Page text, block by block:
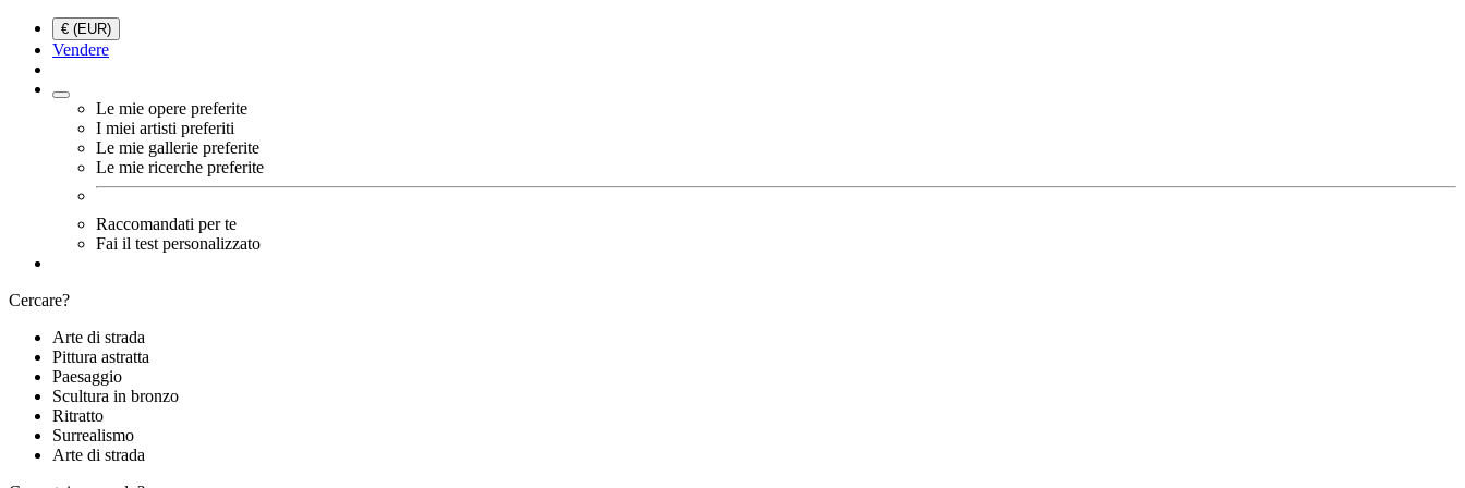
€ (EUR)
Vendere
Le mie opere preferite
I miei artisti preferiti
Le mie gallerie preferite
Le mie ricerche preferite
Raccomandati per te
Fai il test personalizzato
Cercare?
Arte di strada
Pittura astratta
Paesaggio
Scultura in bronzo
Ritratto
Surrealismo
Arte di strada